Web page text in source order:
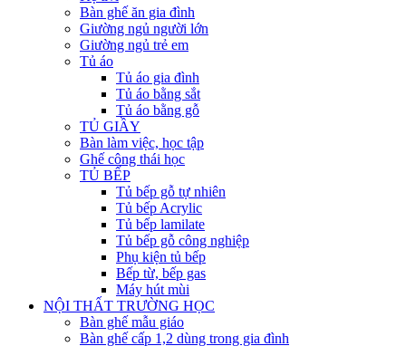
Bàn ghế ăn gia đình
Giường ngủ người lớn
Giường ngủ trẻ em
Tủ áo
Tủ áo gia đình
Tủ áo bằng sắt
Tủ áo bằng gỗ
TỦ GIẦY
Bàn làm việc, học tập
Ghế công thái học
TỦ BẾP
Tủ bếp gỗ tự nhiên
Tủ bếp Acrylic
Tủ bếp lamilate
Tủ bếp gỗ công nghiệp
Phụ kiện tủ bếp
Bếp từ, bếp gas
Máy hút mùi
NỘI THẤT TRƯỜNG HỌC
Bàn ghế mẫu giáo
Bàn ghế cấp 1,2 dùng trong gia đình